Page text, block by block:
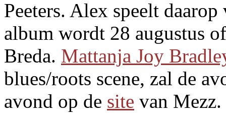
Peeters. Alex speelt
album wordt 28 augustus
Breda. Mattanja Joy
blues/roots scene, zal de
avond op de site van Mezz.